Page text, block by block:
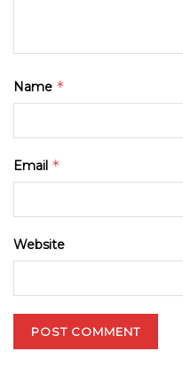
Name *
Email *
Website